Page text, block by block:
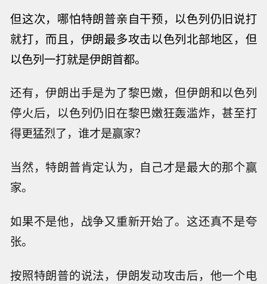
但这次，哪怕特朗普亲自干预，以色列仍旧说打
就打，而且， 伊朗最多攻击以色列北部地区，但
以色列一打就是伊朗首都。
还有，伊朗出手是为了黎巴嫩，但伊朗和以色列
停火后，以色列仍旧在黎巴嫩狂轰滥炸，甚至打
得更猛烈了，谁才是赢家？
当然，特朗普肯定认为，自己才是最大的那个赢
家。
如果不是他，战争又重新开始了。这还真不是夸
张。
按照特朗普的说法，伊朗发动攻击后，他一个电